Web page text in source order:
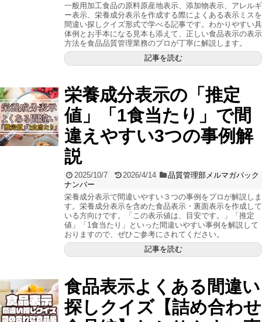
一般用加工食品の原料原産地表示、添加物表示、アレルギ
ー表示、栄養成分表示を作成する際によくある表示ミスを
間違い探しクイズ形式で学べる記事です。わかりやすい具
体例とお手本になる見本も添えて、正しい食品表示の表示
方法を食品品質管理業務のプロが丁寧に解説します。
記事を読む
栄養成分表示の「推定
値」「1食当たり」で間
違えやすい3つの事例解
説
2025/10/7 2026/4/14
品質管理部メルマガバック
ナンバー
栄養成分表示で間違いやすい３つの事例をプロが解説しま
す。栄養成分表示を含めた食品表示・裏面表示を作成して
いる方向けです。「この表示値は、目安です。」「推定
値」「1食当たり」といった間違いやすい事例を解説して
おりますので、ぜひご参考にされてください。
記事を読む
食品表示よくある間違い
探しクイズ【詰め合わせ